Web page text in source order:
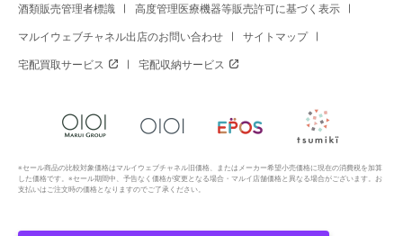
酒類販売管理者標識 高度管理医療機器等販売許可に基づく表示
マルイウェブチャネル出店のお問い合わせ サイトマップ
宅配買取サービス 宅配収納サービス
※セール商品の比較対象価格はマルイウェブチャネル旧価格、またはメーカー希望小売価格に現在の消費税を加算
した価格です。※セール期間中、予告なく価格が変更となる場合・マルイ店舗価格と異なる場合がございます。お
支払いはご注文時の価格となりますのでご了承ください。